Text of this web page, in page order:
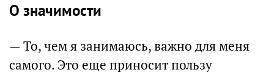
О значимости
— То, чем я занимаюсь, важно для меня
самого. Это еще приносит пользу